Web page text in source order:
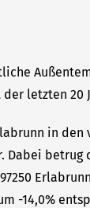
letzten 20
in den
Dabei
-14,0%